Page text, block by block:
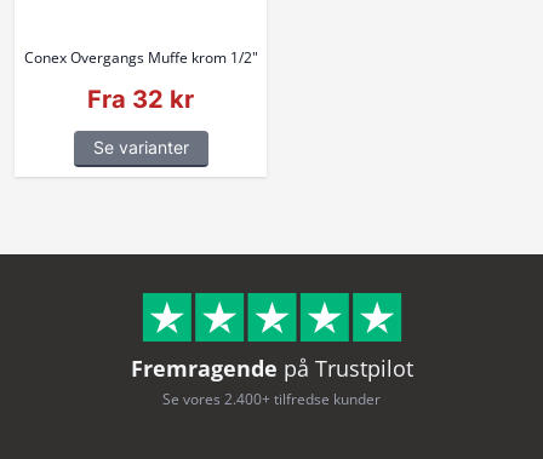
Conex Overgangs Muffe krom 1/2"
Fra 32 kr
Se varianter
Fremragende på Trustpilot
Se vores 2.400+ tilfredse kunder